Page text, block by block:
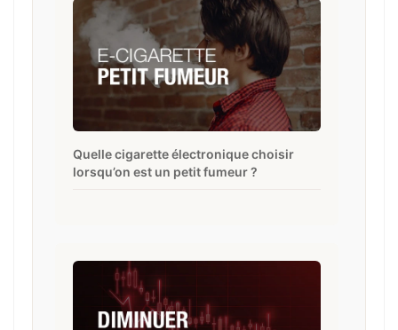
Quelle cigarette électronique choisir
lorsqu’on est un petit fumeur ?